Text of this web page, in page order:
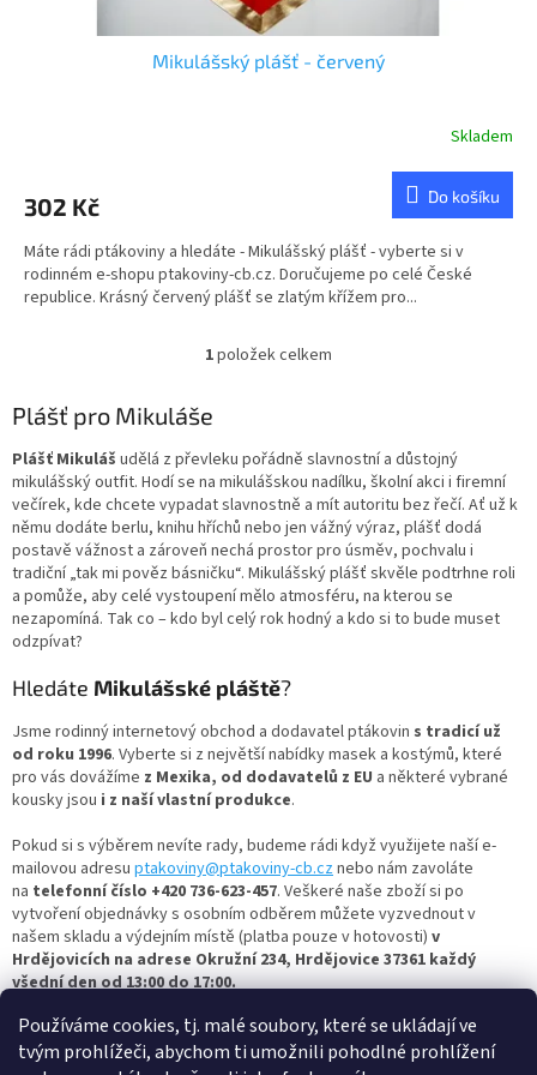
Používáme cookies, tj. malé soubory, které se ukládají ve
tvým prohlížeči, abychom ti umožnili pohodlné prohlížení
Mikulášský plášť - červený
je
z
5
hvězdiček.
Skladem
302 Kč Do košíku
Máte rádi ptákoviny a hledáte - Mikulášský plášť - vyberte si v
rodinném e-shopu ptakoviny-cb.cz. Doručujeme po celé České
republice. Krásný červený plášť se zlatým křížem pro...
O
d
a
c
í
p
r
v
k
ý
i
s
u
1položek celkem
Plášť pro Mikuláše
Plášť Mikuláš udělá z převleku pořádně slavnostní a důstojný
mikulášský outfit. Hodí se na mikulášskou nadílku, školní akci i firemní
večírek, kde chcete vypadat slavnostně a mít autoritu bez řečí. Ať už k
němu dodáte berlu, knihu hříchů nebo jen vážný výraz, plášť dodá
postavě vážnost a zároveň nechá prostor pro úsměv, pochvalu i
tradiční „tak mi pověz básničku“. Mikulášský plášť skvěle podtrhne roli
a pomůže, aby celé vystoupení mělo atmosféru, na kterou se
nezapomíná. Tak co – kdo byl celý rok hodný a kdo si to bude muset
odzpívat?
Hledáte Mikulášské pláště?
Jsme rodinný internetový obchod a dodavatel ptákovin s tradicí už
od roku 1996. Vyberte si z největší nabídky masek a kostýmů, které
pro vás dovážíme z Mexika, od dodavatelů z EU a některé vybrané
kousky jsou i z naší vlastní produkce.
Pokud si s výběrem nevíte rady, budeme rádi když využijete naší e-
mailovou adresu ptakoviny@ptakoviny-cb.cznebo nám zavoláte
na telefonní číslo +420 736-623-457. Veškeré naše zboží si po
vytvoření objednávky s osobním odběrem můžete vyzvednout v
našem skladu a výdejním místě (platba pouze v hotovosti) v
Hrdějovicích na adrese Okružní 234, Hrdějovice 37361 každý
všední den od 13:00 do 17:00.
Nejbohatší člověk je ten, kdo se umí celý život smát a radovat,
tak si vyberte masku dle vašich představ a bavte se s námi.